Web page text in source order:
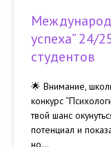
успеха” 24/
студентов
🌟 Внимание,
конкурс
твой шанс
потенциал и
но...